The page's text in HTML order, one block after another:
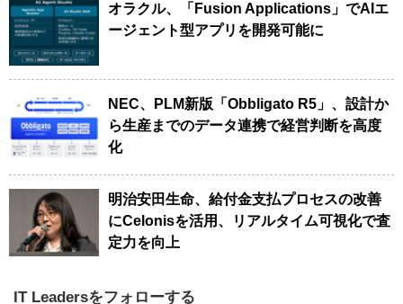
オラクル、「Fusion Applications」でAIエ
ージェント型アプリを開発可能に
NEC、PLM新版「Obbligato R5」、設計か
ら生産までのデータ連携で経営判断を高度
化
明治安田生命、給付金支払プロセスの改善
にCelonisを活用、リアルタイム可視化で査
定力を向上
IT Leadersをフォローする